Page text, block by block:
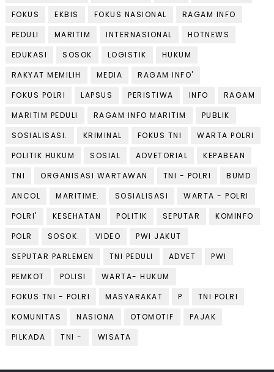
FOKUS
EKBIS FOKUS NASIONAL
RAGAM INFO
PEDULI
MARITIM INTERNASIONAL
HOTNEWS
EDUKASI
SOSOK LOGISTIK
HUKUM
RAKYAT MEMILIH
MEDIA
RAGAM INFO'
FOKUS POLRI
LAPSUS PERISTIWA INFO
RAGAM
MARITIM PEDULI
RAGAM INFO MARITIM
PUBLIK
SOSIALISASI.
KRIMINAL FOKUS TNI
WARTA POLRI
POLITIK HUKUM
SOSIAL ADVETORIAL
KEPABEAN
TNI
ORGANISASI WARTAWAN TNI - POLRI
BUMD
ANCOL
MARITIME. SOSIALISASI
WARTA - POLRI
POLRI'
KESEHATAN POLITIK SEPUTAR
KOMINFO
POLR
SOSOK. VIDEO
PWI JAKUT
SEPUTAR PARLEMEN
TNI PEDULI ADVET
PWI
PEMKOT
POLISI
WARTA- HUKUM
FOKUS TNI - POLRI
MASYARAKAT P
TNI POLRI
KOMUNITAS
NASIONA OTOMOTIF
PAJAK
PILKADA
TNI - WISATA